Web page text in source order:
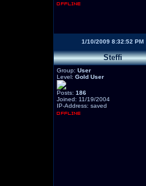
1/10/2009 8:32:52 PM
Steffi
Group: User
Level: Gold User
Posts: 186
Joined: 11/19/2004
IP-Address: saved